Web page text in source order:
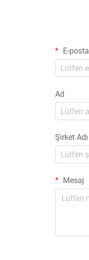
E-posta
Ad
Şirket Adı
Mesaj